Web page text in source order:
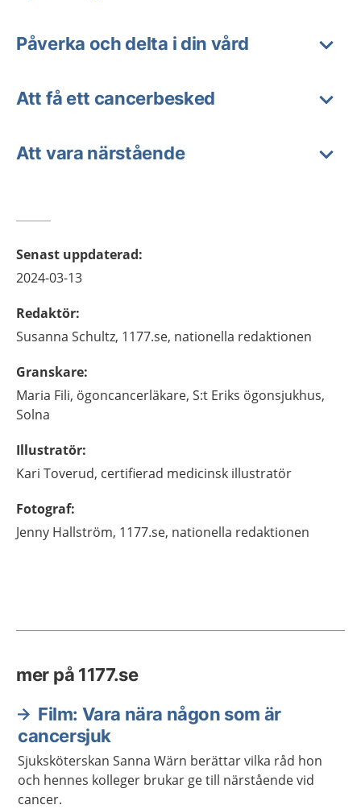
Påverka och delta i din vård
Att få ett cancerbesked
Att vara närstående
Senast uppdaterad:
2024-03-13
Redaktör:
Susanna Schultz, 1177.se, nationella redaktionen
Granskare:
Maria Fili, ögoncancerläkare, S:t Eriks ögonsjukhus,
Solna
Illustratör:
Kari Toverud, certifierad medicinsk illustratör
Fotograf:
Jenny Hallström, 1177.se, nationella redaktionen
mer på 1177.se
Film: Vara nära någon som är
cancersjuk
Sjuksköterskan Sanna Wärn berättar vilka råd hon
och hennes kolleger brukar ge till närstående vid
cancer.